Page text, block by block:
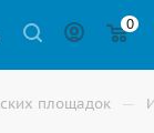
0
площадок —